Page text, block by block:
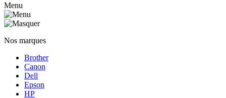
Menu
Nos marques
Brother
Canon
Dell
Epson
HP